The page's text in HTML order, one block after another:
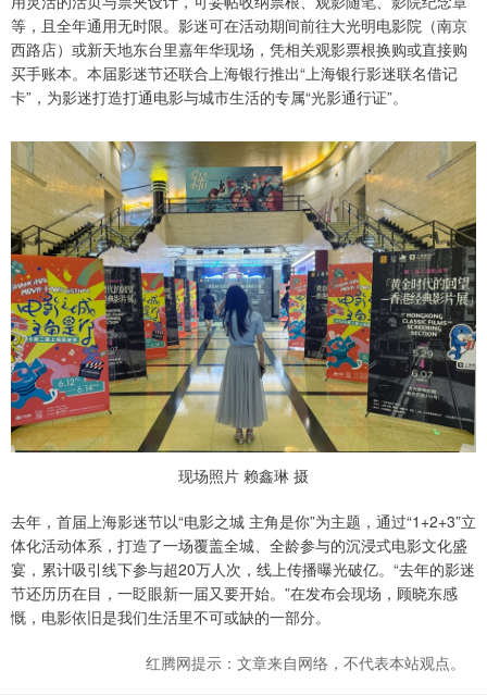
等，且全年通用无时限。影迷可在活动期间前往大光明电影院（南京
西路店）或新天地东台里嘉年华现场，凭相关观影票根换购或直接购
买手账本。本届影迷节还联合上海银行推出“上海银行影迷联名借记
卡”，为影迷打造打通电影与城市生活的专属“光影通行证”。
现场照片 赖鑫琳 摄
去年，首届上海影迷节以“电影之城 主角是你”为主题，通过“1+2+3”立
体化活动体系，打造了一场覆盖全城、全龄参与的沉浸式电影文化盛
宴，累计吸引线下参与超20万人次，线上传播曝光破亿。“去年的影迷
节还历历在目，一眨眼新一届又要开始。”在发布会现场，顾晓东感
慨，电影依旧是我们生活里不可或缺的一部分。
红腾网提示：文章来自网络，不代表本站观点。